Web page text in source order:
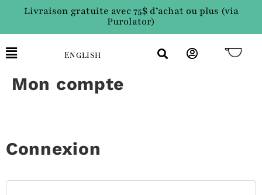
Livraison gratuite avec 75$ d’achat ou plus (via
Purolator)
English
Mon compte
Connexion